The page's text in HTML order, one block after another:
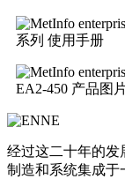
系列 使用手册
EA2-450 产品图
经过这二十年的发
制造和系统集成于